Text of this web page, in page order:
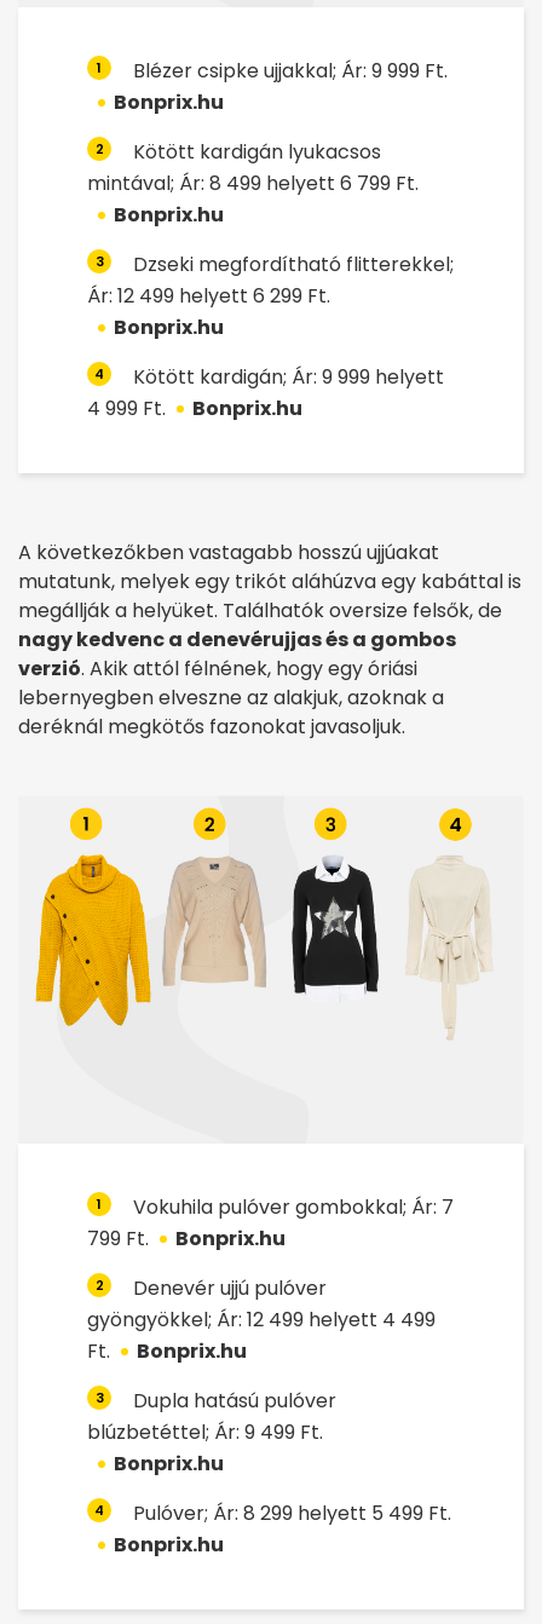
1
Blézer csipke ujjakkal; Ár: 9 999 Ft.
Bonprix.hu
2
Kötött kardigán lyukacsos
mintával; Ár: 8 499 helyett 6 799 Ft.
Bonprix.hu
3
Dzseki megfordítható flitterekkel;
Ár: 12 499 helyett 6 299 Ft.
Bonprix.hu
4
Kötött kardigán; Ár: 9 999 helyett
4 999 Ft.
Bonprix.hu
A következőkben vastagabb hosszú ujjúakat
mutatunk, melyek egy trikót aláhúzva egy kabáttal is
megállják a helyüket. Találhatók oversize felsők, de
nagy kedvenc a denevérujjas és a gombos
verzió. Akik attól félnének, hogy egy óriási
lebernyegben elveszne az alakjuk, azoknak a
deréknál megkötős fazonokat javasoljuk.
1
Vokuhila pulóver gombokkal; Ár: 7
799 Ft.
Bonprix.hu
2
Denevér ujjú pulóver
gyöngyökkel; Ár: 12 499 helyett 4 499
Ft.
Bonprix.hu
3
Dupla hatású pulóver
blúzbetéttel; Ár: 9 499 Ft.
Bonprix.hu
4
Pulóver; Ár: 8 299 helyett 5 499 Ft.
Bonprix.hu